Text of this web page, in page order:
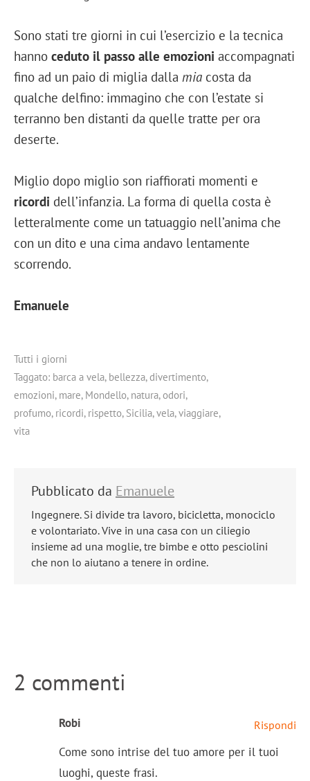
Sono stati tre giorni in cui l’esercizio e la tecnica
hanno ceduto il passo alle emozioni accompagnati
fino ad un paio di miglia dalla mia costa da
qualche delfino: immagino che con l’estate si
terranno ben distanti da quelle tratte per ora
deserte.
Miglio dopo miglio son riaffiorati momenti e
ricordi dell’infanzia. La forma di quella costa è
letteralmente come un tatuaggio nell’anima che
con un dito e una cima andavo lentamente
scorrendo.
Emanuele
Tutti i giorni
Taggato: barca a vela, bellezza,divertimento,
emozioni, mare, Mondello, natura,odori,
profumo, ricordi, rispetto, Sicilia,vela,viaggiare,
vita
Pubblicato da Emanuele
Ingegnere. Si divide tra lavoro, bicicletta, monociclo
e volontariato. Vive in una casa con un ciliegio
insieme ad una moglie, tre bimbe e otto pesciolini
che non lo aiutano a tenere in ordine.
2 commenti
Robi Rispondi
Come sono intrise del tuo amore per il tuoi
luoghi, queste frasi.